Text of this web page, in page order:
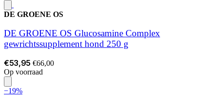
DE GROENE OS
DE GROENE OS Glucosamine Complex
gewrichtssupplement hond 250 g
€53,95 €66,00
Op voorraad
−19%